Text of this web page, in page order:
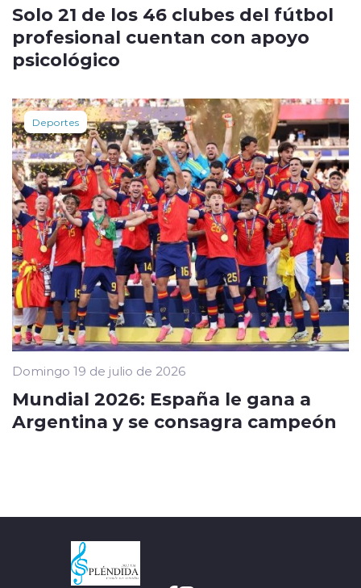
Solo 21 de los 46 clubes del fútbol
profesional cuentan con apoyo
psicológico
Deportes
Domingo 19 de julio de 2026
Mundial 2026: España le gana a
Argentina y se consagra campeón